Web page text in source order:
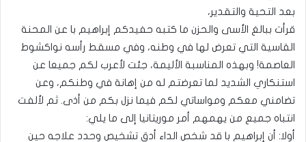
بعد التحية والتقدير،
قرأت ببالغ الأسى والحزن ما كتبه حفيدكم إبراهيم با عن المحنة
القاسية التي تعرض لها في وطنه، وفي مسقط رأسه نواكشوط
العاصمة! وبهذه المناسبة الأليمة، جئت لأعرب لكم جميعا عن
استنكاري الشديد لما تعرضتم له من إهانة في وطنكم، وعن
تضامني معكم ومواساتي لكم فيما نزل بكم من أذى. ثم لألفت
انتباه جميع من يهمهم أمر موريتانيا إلى ما يلي:
أولا: أن إبراهيم با قد شخص الداء أدق تشخيص وحدد علاجه حين